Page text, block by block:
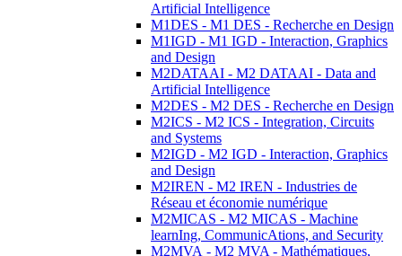
Artificial Intelligence
M1DES - M1 DES - Recherche en Design
M1IGD - M1 IGD - Interaction, Graphics
and Design
M2DATAAI - M2 DATAAI - Data and
Artificial Intelligence
M2DES - M2 DES - Recherche en Design
M2ICS - M2 ICS - Integration, Circuits
and Systems
M2IGD - M2 IGD - Interaction, Graphics
and Design
M2IREN - M2 IREN - Industries de
Réseau et économie numérique
M2MICAS - M2 MICAS - Machine
learnIng, CommunicAtions, and Security
M2MVA - M2 MVA - Mathématiques,